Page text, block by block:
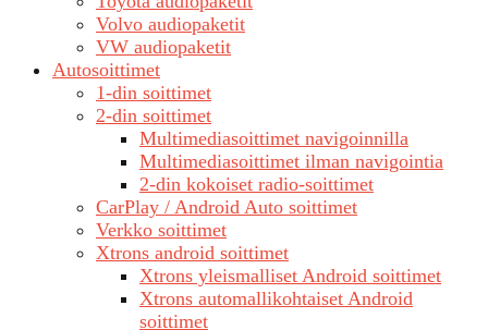
Volvo audiopaketit
VW audiopaketit
Autosoittimet
1-din soittimet
2-din soittimet
Multimediasoittimet navigoinnilla
Multimediasoittimet ilman navigointia
2-din kokoiset radio-soittimet
CarPlay / Android Auto soittimet
Verkko soittimet
Xtrons android soittimet
Xtrons yleismalliset Android soittimet
Xtrons automallikohtaiset Android
soittimet